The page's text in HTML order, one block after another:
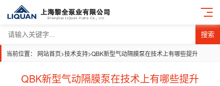
搜索
当前位置： 网站首页>技术支持>QBK新型气动隔膜泵在技术上有哪些提升
QBK新型气动隔膜泵在技术上有哪些提升